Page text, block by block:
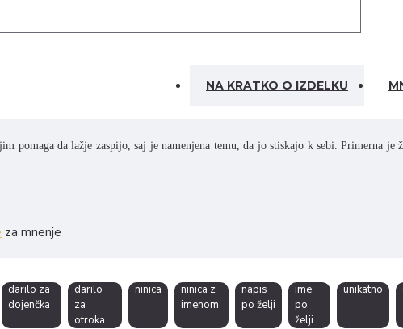
NA KRATKO O IZDELKU
pomaga da lažje zaspijo, saj je namenjena temu, da jo stiskajo k sebi. Primerna
za mnenje
darilo za
dojenčka
darilo
za
otroka
ninica
ninica z
imenom
napis
po želji
ime
po
želji
unikatno